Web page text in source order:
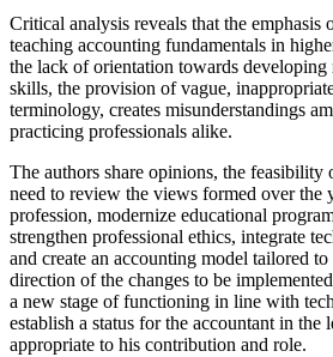
Critical analysis reveals that the emphasis
teaching accounting fundamentals in
the lack of orientation towards
skills, the provision of vague,
terminology, creates misunderstandings
practicing professionals alike.
The authors share opinions, the
need to review the views formed over the
profession, modernize educational
strengthen professional ethics, integrate
and create an accounting model tailored
direction of the changes to be
a new stage of functioning in line with
establish a status for the accountant in the
appropriate to his contribution and role.